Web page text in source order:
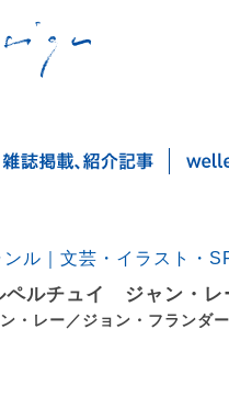
ンル｜文芸・イラスト・
ペルチュイ ジャン・レ
・レー／ジョン・フランダ